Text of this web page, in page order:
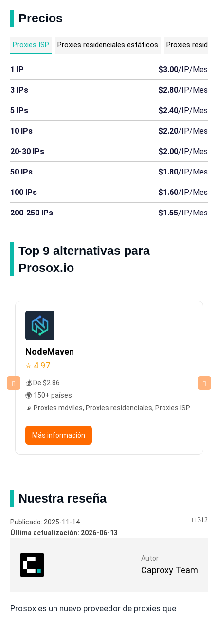
Precios
Proxies ISP Proxies residenciales estáticos Proxies
1 IP $3.00/IP/Mes
3 IPs $2.80/IP/Mes
5 IPs $2.40/IP/Mes
10 IPs $2.20/IP/Mes
20-30 IPs $2.00/IP/Mes
50 IPs $1.80/IP/Mes
100 IPs $1.60/IP/Mes
200-250 IPs $1.55/IP/Mes
Top 9 alternativas para
Prosox.io
NodeMaven
⭐ 4.97
💰 De $2.86
🌍 150+ países
📡 Proxies móviles, Proxies residenciales, Proxies ISP
Más información
Nuestra reseña
Autor
Caproxy Team
Publicado: 2025-11-14
Última actualización: 2026-06-13
312
Prosox es un nuevo proveedor de proxies que